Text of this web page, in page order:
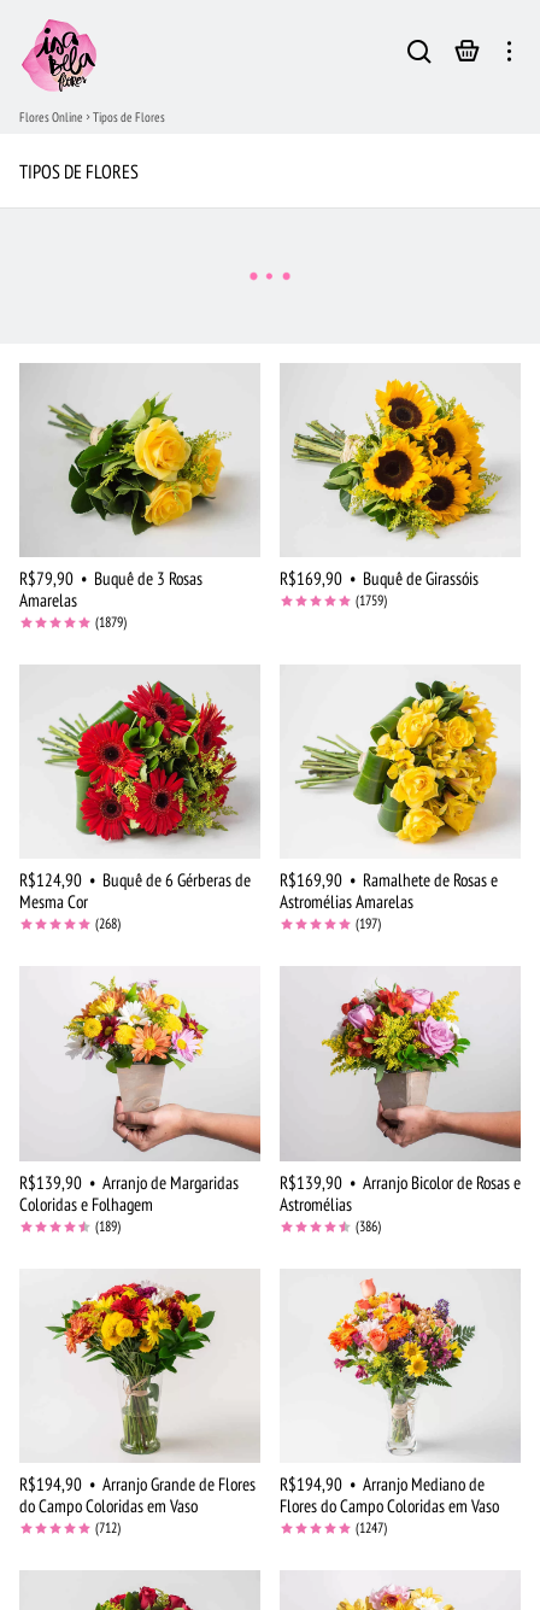
Flores Online Tipos de Flores
TIPOS DE FLORES
R$79,90 • Buquê de 3 Rosas
Amarelas
(1879)
R$169,90 • Buquê de Girassóis
(1759)
R$124,90 • Buquê de 6 Gérberas de
Mesma Cor
(268)
R$169,90 • Ramalhete de Rosas e
Astromélias Amarelas
(197)
R$139,90 • Arranjo de Margaridas
Coloridas e Folhagem
(189)
R$139,90 • Arranjo Bicolor de Rosas e
Astromélias
(386)
R$194,90 • Arranjo Grande de Flores
do Campo Coloridas em Vaso
(712)
R$194,90 • Arranjo Mediano de
Flores do Campo Coloridas em Vaso
(1247)